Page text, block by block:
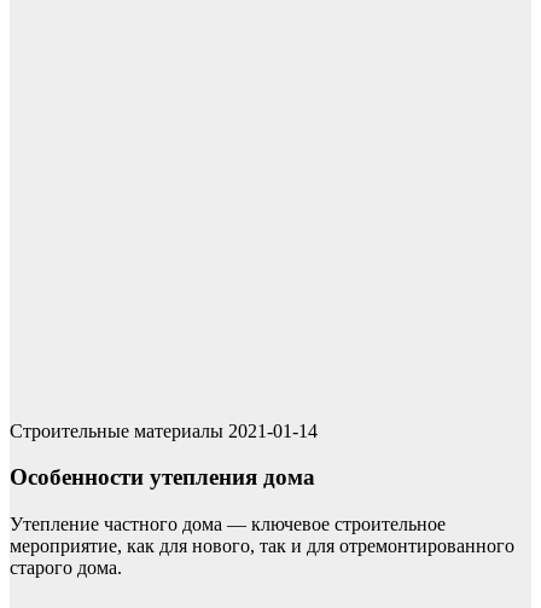
Строительные материалы 2021-01-14
Особенности утепления дома
Утепление частного дома — ключевое строительное
мероприятие, как для нового, так и для отремонтированного
старого дома.